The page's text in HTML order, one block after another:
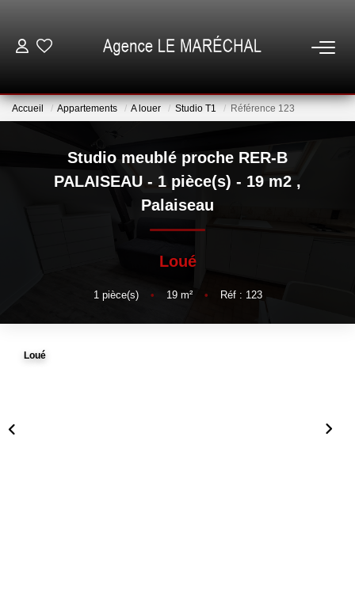
NOTRE AGENCE
GESTION
Accueil Appartements A louer Studio T1 Référence 123
Studio meublé proche RER-B
PALAISEAU - 1 pièce(s) - 19 m2 ,
Palaiseau
Loué
1 pièce(s) • 19m² • Réf : 123
Loué